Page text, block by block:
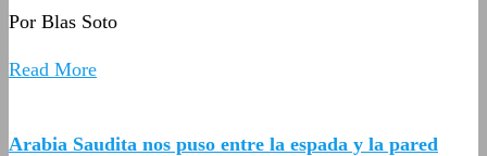
Por Blas Soto
Read More
Arabia Saudita nos puso entre la espada y la pared